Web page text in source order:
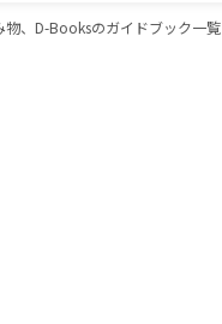
、D-Booksのガイドブック一覧